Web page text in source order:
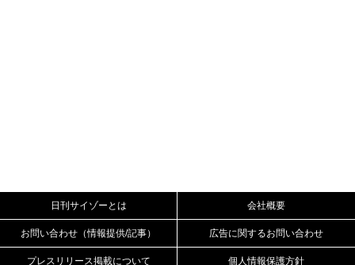
日刊サイゾーとは 会社概要
お問い合わせ（情報提供/記事） 広告に関するお問い合わせ
プレスリリース掲載について 個人情報保護方針